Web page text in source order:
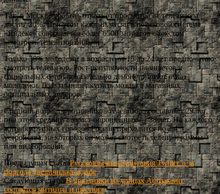
Так, в Москве уровень отказа от просмотра от телевизора
достиг 20%. При этом каждый месяц в поисковой системе
«Яндекс» совершается более 6500 запросов с текстом
«смотреть телевизор онлайн».
Только 38% молодежи в возрасте от 15 до 24 лет предпочитаю
смотреть телевизор. Рост популярности планшетов и
социальных сетей показательно демонстрируют отказ
молодежи. Ikids планшет купить можно в магазинах
официальных дилеров.
Средний возраст противников телевизора составляет 29 лет,
при этом средний возраст опрошенных — 38 лет. На каждого
жителя крупных городов России приходится по 2,4
устройства, на которых он может смотреть телепрограммы
или видеоролики.
Предыдущая статьяРусскоязычная аудитория Twitter’а за
полгода увеличилась вдвое
Следующая статьяВ праздники на улицах Астрахани
состоятся митинги и шествия